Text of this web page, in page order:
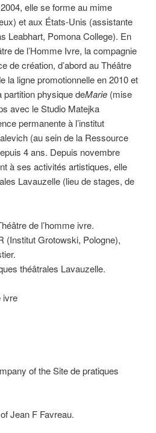
elle se forme au mime
et aux États-Unis (assistante
Leabhart, Pomona College). En
de l’Homme Ivre, la compagnie
de création, d’abord au Théâtre
la ligne promotionnelle en 2010 et
partition physique deMarie(mise
avec le Studio Matejka
permanente à l’institut
(au sein de la Ressource
4 ans. Depuis novembre
à ses activités artistiques, elle
Lavauzelle (lieu de stages, de
de l’homme ivre.
(Institut Grotowski, Pologne),
théâtrales Lavauzelle.
ivre
of the Site de pratiques
Jean F Favreau.